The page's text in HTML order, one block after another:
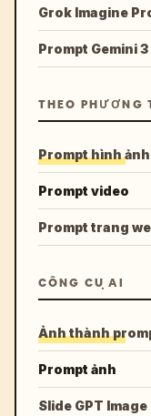
Grok Imagine
Prompt Gemini 3
THEO PHƯƠNG
Prompt hình ảnh
Prompt video
Prompt trang
CÔNG CỤ AI
Ảnh thành
Prompt ảnh
Slide GPT Image